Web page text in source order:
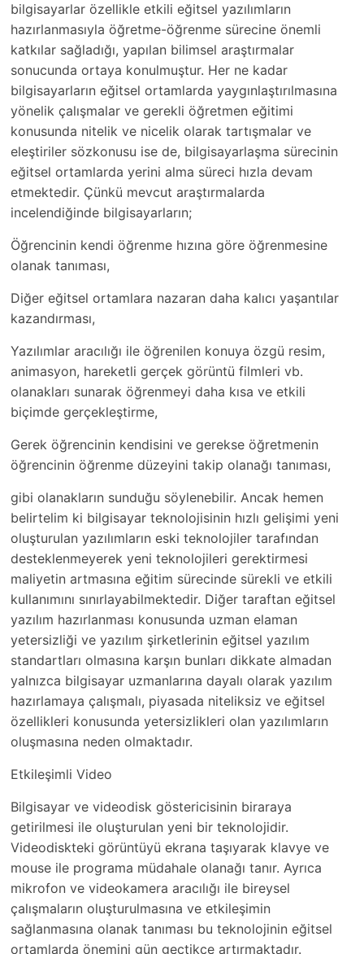
bilgisayarlar özellikle etkili eğitsel yazılımların
hazırlanmasıyla öğretme-öğrenme sürecine önemli
katkılar sağladığı, yapılan bilimsel araştırmalar
sonucunda ortaya konulmuştur. Her ne kadar
bilgisayarların eğitsel ortamlarda yaygınlaştırılmasına
yönelik çalışmalar ve gerekli öğretmen eğitimi
konusunda nitelik ve nicelik olarak tartışmalar ve
eleştiriler sözkonusu ise de, bilgisayarlaşma sürecinin
eğitsel ortamlarda yerini alma süreci hızla devam
etmektedir. Çünkü mevcut araştırmalarda
incelendiğinde bilgisayarların;
Öğrencinin kendi öğrenme hızına göre öğrenmesine
olanak tanıması,
Diğer eğitsel ortamlara nazaran daha kalıcı yaşantılar
kazandırması,
Yazılımlar aracılığı ile öğrenilen konuya özgü resim,
animasyon, hareketli gerçek görüntü filmleri vb.
olanakları sunarak öğrenmeyi daha kısa ve etkili
biçimde gerçekleştirme,
Gerek öğrencinin kendisini ve gerekse öğretmenin
öğrencinin öğrenme düzeyini takip olanağı tanıması,
gibi olanakların sunduğu söylenebilir. Ancak hemen
belirtelim ki bilgisayar teknolojisinin hızlı gelişimi yeni
oluşturulan yazılımların eski teknolojiler tarafından
desteklenmeyerek yeni teknolojileri gerektirmesi
maliyetin artmasına eğitim sürecinde sürekli ve etkili
kullanımını sınırlayabilmektedir. Diğer taraftan eğitsel
yazılım hazırlanması konusunda uzman elaman
yetersizliği ve yazılım şirketlerinin eğitsel yazılım
standartları olmasına karşın bunları dikkate almadan
yalnızca bilgisayar uzmanlarına dayalı olarak yazılım
hazırlamaya çalışmalı, piyasada niteliksiz ve eğitsel
özellikleri konusunda yetersizlikleri olan yazılımların
oluşmasına neden olmaktadır.
Etkileşimli Video
Bilgisayar ve videodisk göstericisinin biraraya
getirilmesi ile oluşturulan yeni bir teknolojidir.
Videodiskteki görüntüyü ekrana taşıyarak klavye ve
mouse ile programa müdahale olanağı tanır. Ayrıca
mikrofon ve videokamera aracılığı ile bireysel
çalışmaların oluşturulmasına ve etkileşimin
sağlanmasına olanak tanıması bu teknolojinin eğitsel
ortamlarda önemini gün geçtikçe artırmaktadır.